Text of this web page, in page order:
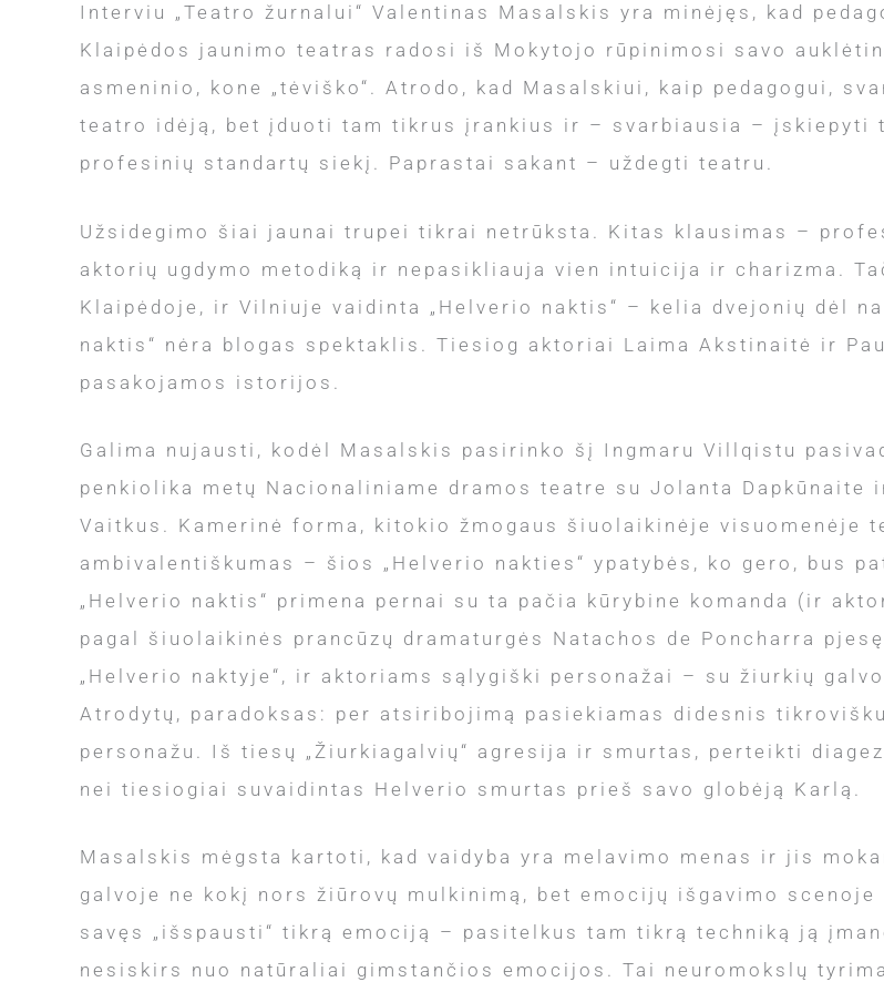
Interviu „Teatro žurnalui“ Valentinas Masalskis yra minėjęs, kad
Klaipėdos jaunimo teatras radosi iš Mokytojo rūpinimosi savo
asmeninio, kone „tėviško“. Atrodo, kad Masalskiui, kaip pedagogui,
teatro idėją, bet įduoti tam tikrus įrankius ir – svarbiausia – įskiepyti
profesinių standartų siekį. Paprastai sakant – uždegti teatru.
Užsidegimo šiai jaunai trupei tikrai netrūksta. Kitas klausimas –
aktorių ugdymo metodiką ir nepasikliauja vien intuicija ir charizma.
Klaipėdoje, ir Vilniuje vaidinta „Helverio naktis“ – kelia dvejonių dėl
naktis“ nėra blogas spektaklis. Tiesiog aktoriai Laima Akstinaitė ir
pasakojamos istorijos.
Galima nujausti, kodėl Masalskis pasirinko šį Ingmaru Villqistu
penkiolika metų Nacionaliniame dramos teatre su Jolanta Dapkūnaite
Vaitkus. Kamerinė forma, kitokio žmogaus šiuolaikinėje visuomenėje
ambivalentiškumas – šios „Helverio nakties“ ypatybės, ko gero, bus
„Helverio naktis“ primena pernai su ta pačia kūrybine komanda (ir
pagal šiuolaikinės prancūzų dramaturgės Natachos de Poncharra
„Helverio naktyje“, ir aktoriams sąlygiški personažai – su žiurkių
Atrodytų, paradoksas: per atsiribojimą pasiekiamas didesnis
personažu. Iš tiesų „Žiurkiagalvių“ agresija ir smurtas, perteikti
nei tiesiogiai suvaidintas Helverio smurtas prieš savo globėją Karlą.
Masalskis mėgsta kartoti, kad vaidyba yra melavimo menas ir jis
galvoje ne kokį nors žiūrovų mulkinimą, bet emocijų išgavimo
savęs „išspausti“ tikrą emociją – pasitelkus tam tikrą techniką ją
nesiskirs nuo natūraliai gimstančios emocijos. Tai neuromokslų